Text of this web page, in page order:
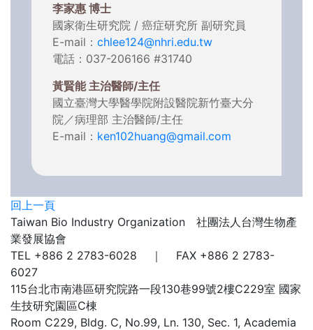
李家惠 博士
國家衛生研究院 / 癌症研究所 副研究員
E-mail： chlee124@nhri.edu.tw
電話：037-206166 #31740
黃賢能 主治醫師/主任
國立臺灣大學醫學院附設醫院新竹臺大分
院／病理部 主治醫師/主任
E-mail： ken102huang@gmail.com
回上一頁
Taiwan Bio Industry Organization 社團法人台灣生物產
業發展協會
TEL +886 2 2783-6028 ｜ FAX +886 2 2783-
6027
115台北市南港區研究院路一段130巷99號2樓C229室 國家
生技研究園區C棟
Room C229, Bldg. C, No.99, Ln. 130, Sec. 1, Academia